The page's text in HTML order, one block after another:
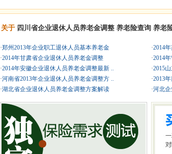
关于 四川省企业退休人员养老金调整 养老险查询 养老
·郑州2013年企业职工退休人员基本养老金
·2014年甘肃省企业退休人员养老金调整
·2014年安徽企业退休人员养老金调整最新 ..
·河南省2013年企业退休人员养老金调整方 ..
·湖北省企业退休人员养老金调整方案解读
·2014
·2014
·2015
·2013
·河北